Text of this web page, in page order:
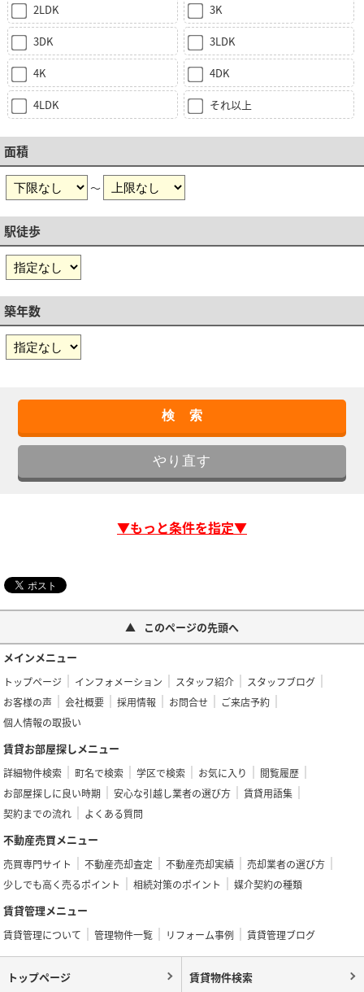
2LDK 3K
3DK 3LDK
4K 4DK
4LDK それ以上
面積
～
駅徒歩
築年数
▼もっと条件を指定▼
このページの先頭へ
メインメニュー
トップページ インフォメーション スタッフ紹介
スタッフブログ
お客様の声
会社概要 採用情報 お問合せ
ご来店予約
個人情報の取扱い
賃貸お部屋探しメニュー
詳細物件検索 町名で検索 学区で検索 お気に入り
閲覧履歴
お部屋探しに良い時期
安心な引越し業者の選び方
賃貸用語集
契約までの流れ
よくある質問
不動産売買メニュー
売買専門サイト 不動産売却査定 不動産売却実績
売却業者の選び方
少しでも高く売るポイント
相続対策のポイント 媒介契約の種類
賃貸管理メニュー
賃貸管理について 管理物件一覧 リフォーム事例 賃貸管理ブログ
トップページ 賃貸物件検索